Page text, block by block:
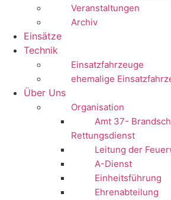
Veranstaltungen
Archiv
Einsätze
Technik
Einsatzfahrzeuge
ehemalige
Über Uns
Organisation
Amt 37-
Rettungsdienst
Leitung der
A-Dienst
Einheitsführung
Ehrenabteilung